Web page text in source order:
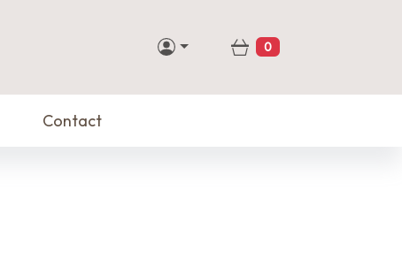
Winkelwagen
0
Contact